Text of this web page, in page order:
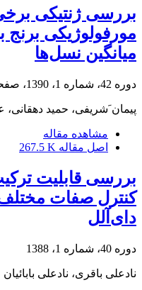
بررسی ژنتیکی
مورفولوژیکی برنج
میانگین نسل‌ها
دوره 42، شماره 1، 1390، صفحه
پیمان َشریفی، حمید
مشاهده مقاله
اصل مقاله 267.5 K
بررسی قابلیت
کنترل صفات مختلف
دای‌آلل
دوره 40، شماره 1، 1388
نادعلی باقری، نادعلی